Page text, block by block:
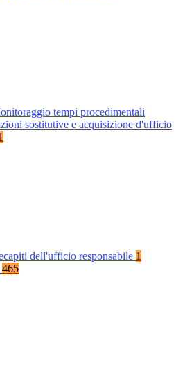
tempi procedimentali
sostitutive e acquisizione d'ufficio
dell'ufficio responsabile 1
465